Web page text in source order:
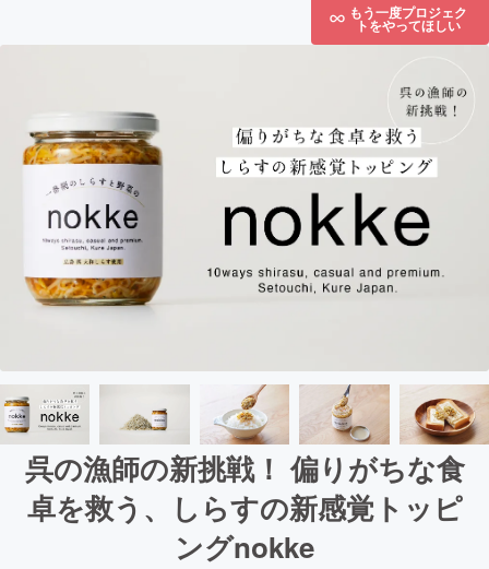
もう一度プロジェク
トをやってほしい
呉の漁師の新挑戦！ 偏りがちな食
卓を救う、しらすの新感覚トッピ
ングnokke